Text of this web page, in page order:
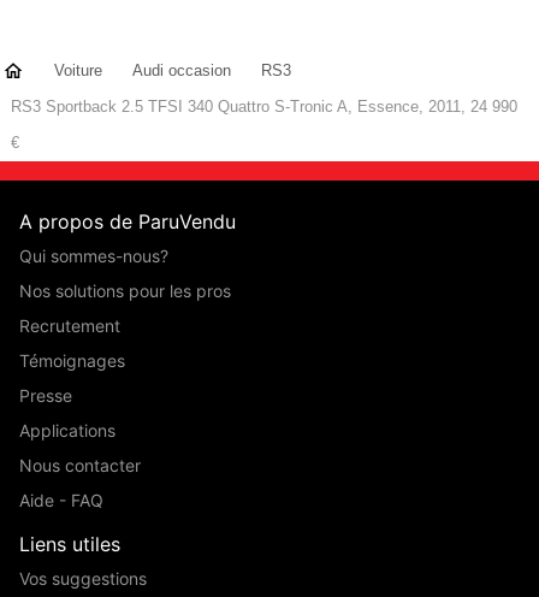
Voiture Audi occasion
RS3
RS3 Sportback 2.5 TFSI 340 Quattro S-Tronic A, Essence, 2011, 24 990
€
A propos de ParuVendu
Qui sommes-nous?
Nos solutions pour les pros
Recrutement
Témoignages
Presse
Applications
Nous contacter
Aide - FAQ
Liens utiles
Vos suggestions